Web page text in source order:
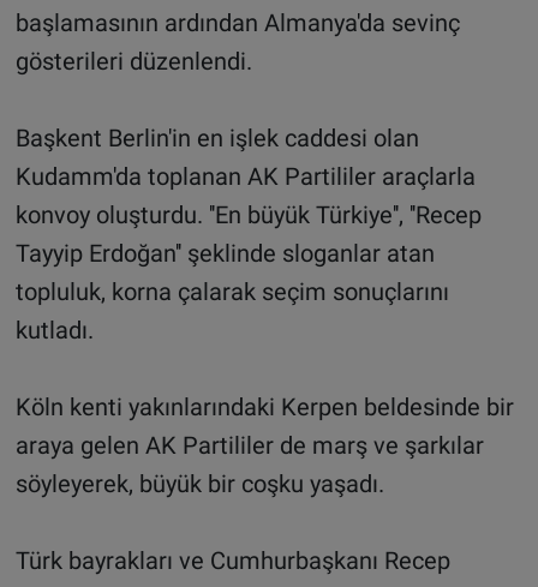
başlamasının ardından Almanya'da sevinç
gösterileri düzenlendi.
Başkent Berlin'in en işlek caddesi olan
Kudamm'da toplanan AK Partililer araçlarla
konvoy oluşturdu. ''En büyük Türkiye'', ''Recep
Tayyip Erdoğan'' şeklinde sloganlar atan
topluluk, korna çalarak seçim sonuçlarını
kutladı.
Köln kenti yakınlarındaki Kerpen beldesinde bir
araya gelen AK Partililer de marş ve şarkılar
söyleyerek, büyük bir coşku yaşadı.
Türk bayrakları ve Cumhurbaşkanı Recep